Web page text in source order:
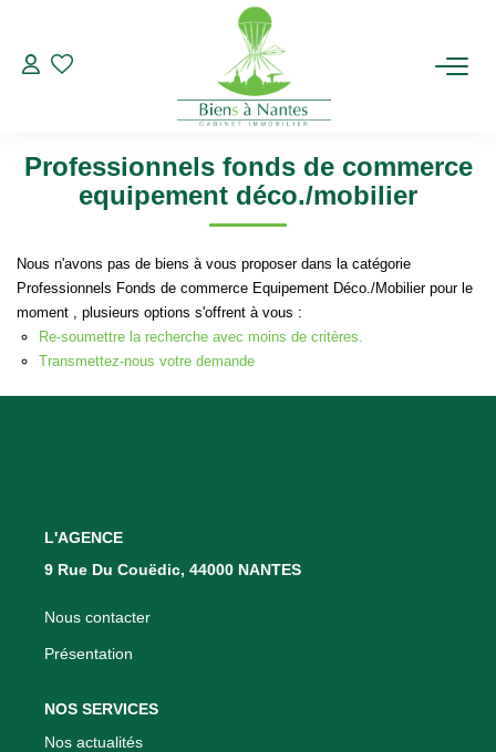
ACHETER
LOUER
BIENS VENDUS
Fonds de commerce
Déco./Mobilier
Modifier les critères de recherche
Localisation
Localisation
Sélectionnez...
Type de bien
Surface min
Créer une alerte
Professionnels fonds de commerce
equipement déco./mobilier
Nous n'avons pas de biens à vous proposer dans la catégorie
Professionnels Fonds de commerce Equipement Déco./Mobilier pour le
moment , plusieurs options s'offrent à vous :
Re-soumettre la recherche avec moins de critères.
Transmettez-nous votre demande
L'AGENCE
9 Rue Du Couëdic, 44000 NANTES
Nous contacter
Présentation
NOS SERVICES
Nos actualités